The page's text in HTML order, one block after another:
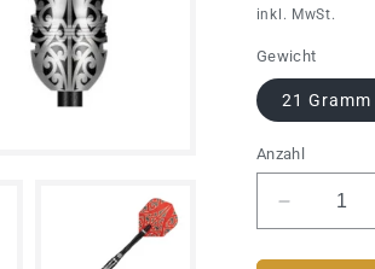
Preis
inkl. MwSt.
Gewicht
21 Gramm
Anzahl
Verringere
die
Menge